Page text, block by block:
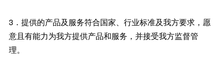
3．提供的产品及服务符合国家、行业标准及我方要求，愿
意且有能力为我方提供产品和服务，并接受我方监督管
理。